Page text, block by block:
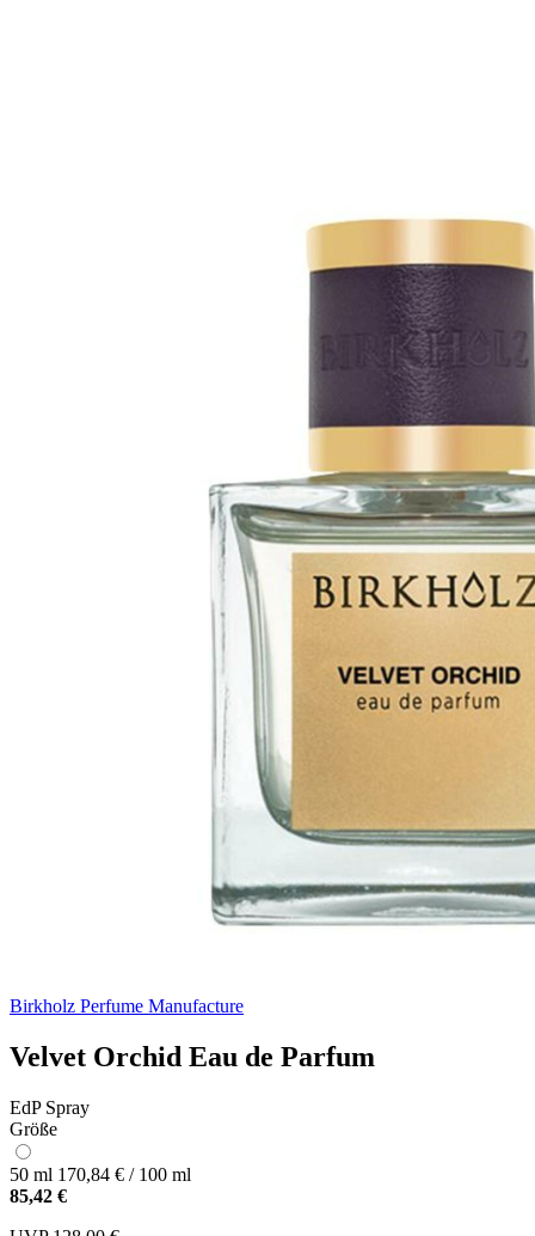
Birkholz Perfume Manufacture
Velvet Orchid Eau de Parfum
EdP Spray
Größe
50 ml 170,84 € / 100 ml
85,42 €